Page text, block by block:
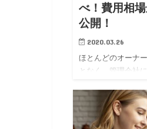
べ！費用相
公開！
2020.03.26
ほとんどのオーナ
となく、管理会社
とで専門家に任せ
かる勉強や労力を